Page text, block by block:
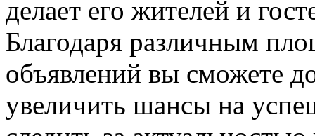
делает его жителей и
Благодаря различным
объявлений вы сможете
увеличить шансы на